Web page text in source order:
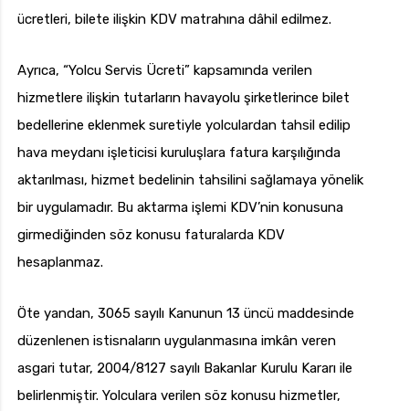
ücretleri, bilete ilişkin KDV matrahına dâhil edilmez.
Ayrıca, “Yolcu Servis Ücreti” kapsamında verilen
hizmetlere ilişkin tutarların havayolu şirketlerince bilet
bedellerine eklenmek suretiyle yolculardan tahsil edilip
hava meydanı işleticisi kuruluşlara fatura karşılığında
aktarılması, hizmet bedelinin tahsilini sağlamaya yönelik
bir uygulamadır. Bu aktarma işlemi KDV’nin konusuna
girmediğinden söz konusu faturalarda KDV
hesaplanmaz.
Öte yandan, 3065 sayılı Kanunun 13 üncü maddesinde
düzenlenen istisnaların uygulanmasına imkân veren
asgari tutar, 2004/8127 sayılı Bakanlar Kurulu Kararı ile
belirlenmiştir. Yolculara verilen söz konusu hizmetler,